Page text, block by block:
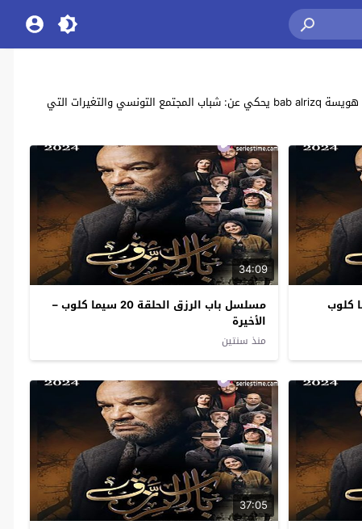
مشاهدة وتحميل جميع حلقات مسلسل الدراما التونسي “باب الرزق” بطولة: صلاح مصدق ، كمال التواتي ، علي الخميري ، يحيى الفايدي ، لطفي الناجح ، خالد هويسة bab alrizq يحكي عن: شباب المجتمع التونسي والتغيرات التي
34:09
مسلسل باب الرزق الحلقة 20 سيما كلوب –
الأخيرة
منذ سنتين
37:05